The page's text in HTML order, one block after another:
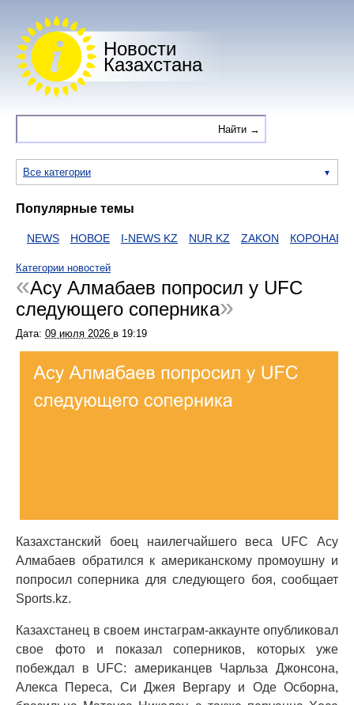
Новости
Казахстана
Все категории
Популярные темы
NEWS НОВОЕ I-NEWS KZ NUR KZ ZAKON
Категории новостей
Асу Алмабаев попросил у UFC
следующего соперника
Дата: 09 июля 2026 в 19:19
Казахстанский боец наилегчайшего веса UFC Асу
Алмабаев обратился к американскому промоушну и
попросил соперника для следующего боя, сообщает
Sports.kz.
Казахстанец в своем инстаграм-аккаунте опубликовал
свое фото и показал соперников, которых уже
побеждал в UFC: американцев Чарльза Джонсона,
Алекса Переса, Си Джея Вергару и Оде Осборна,